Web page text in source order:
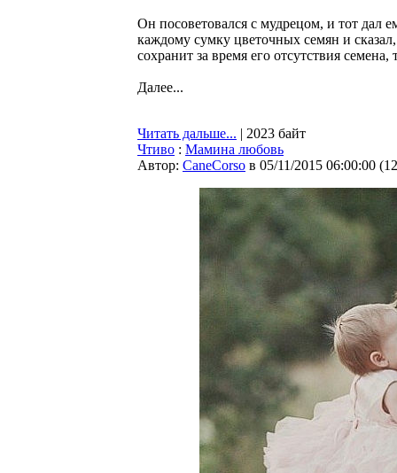
Он посоветовался с мудрецом, и тот дал
каждому сумку цветочных семян и
сохранит за время его отсутствия
Далее...
Читать дальше... | 2023 байт
Чтиво : Мамина любовь
Автор: CaneCorso в 05/11/2015 06:00:00 (